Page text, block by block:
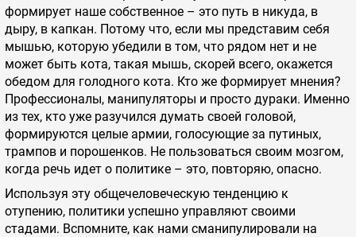
формирует наше собственное – это путь в никуда, в
дыру, в капкан. Потому что, если мы представим себя
мышью, которую убедили в том, что рядом нет и не
может быть кота, такая мышь, скорей всего, окажется
обедом для голодного кота. Кто же формирует мнения?
Профессионалы, манипуляторы и просто дураки. Именно
из тех, кто уже разучился думать своей головой,
формируются целые армии, голосующие за путиных,
трампов и порошенков. Не пользоваться своим мозгом,
когда речь идет о политике – это, повторяю, опасно.
Используя эту общечеловеческую тенденцию к
отупению, политики успешно управляют своими
стадами. Вспомните, как нами сманипулировали на